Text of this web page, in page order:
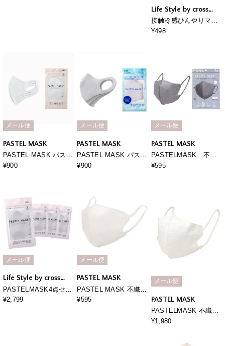
Life Style by cross
marche
接触冷感ひんやりマス
ク （7枚入・使い捨
¥498
メール便
PASTEL MASK
PASTEL MASK パステ
ルマスク 3枚入り 接
¥900
メール便
PASTEL MASK
PASTEL MASK パステ
ルマスク ひんやり
スク
¥900
メール便
PASTEL MASK
PASTELMASK 不織
布 7枚入り 個包装使い
層構造
¥595
メール便
Life Style by cross
marche
PASTELMASK4点セッ
ト福袋
¥2,799
メール便
PASTEL MASK
PASTEL MASK 不織布
COOL 7枚入り 個包装
¥595
メール便
PASTEL MASK
PASTELMASK 不織布
30枚セット 個包装使い
¥1,980